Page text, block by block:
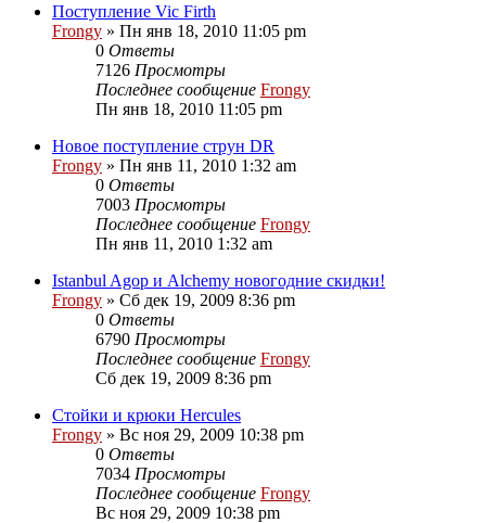
Поступление Vic Firth
Frongy » Пн янв 18, 2010 11:05 pm
0 Ответы
7126 Просмотры
Последнее сообщение Frongy
Пн янв 18, 2010 11:05 pm
Новое поступление струн DR
Frongy » Пн янв 11, 2010 1:32 am
0 Ответы
7003 Просмотры
Последнее сообщение Frongy
Пн янв 11, 2010 1:32 am
Istanbul Agop и Alchemy новогодние скидки!
Frongy » Сб дек 19, 2009 8:36 pm
0 Ответы
6790 Просмотры
Последнее сообщение Frongy
Сб дек 19, 2009 8:36 pm
Стойки и крюки Hercules
Frongy » Вс ноя 29, 2009 10:38 pm
0 Ответы
7034 Просмотры
Последнее сообщение Frongy
Вс ноя 29, 2009 10:38 pm